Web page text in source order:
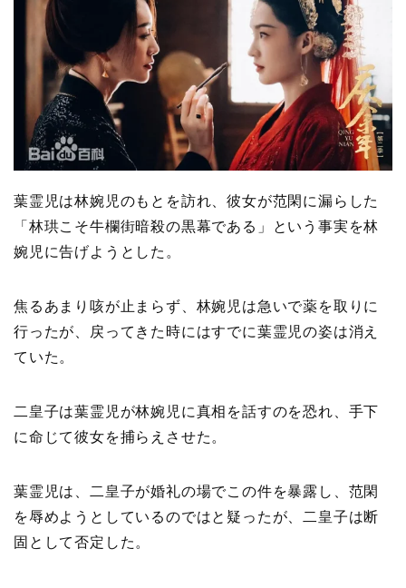
葉霊児は林婉児のもとを訪れ、彼女が范閑に漏らした
「林珙こそ牛欄街暗殺の黒幕である」という事実を林
婉児に告げようとした。
焦るあまり咳が止まらず、林婉児は急いで薬を取りに
行ったが、戻ってきた時にはすでに葉霊児の姿は消え
ていた。
二皇子は葉霊児が林婉児に真相を話すのを恐れ、手下
に命じて彼女を捕らえさせた。
葉霊児は、二皇子が婚礼の場でこの件を暴露し、范閑
を辱めようとしているのではと疑ったが、二皇子は断
固として否定した。